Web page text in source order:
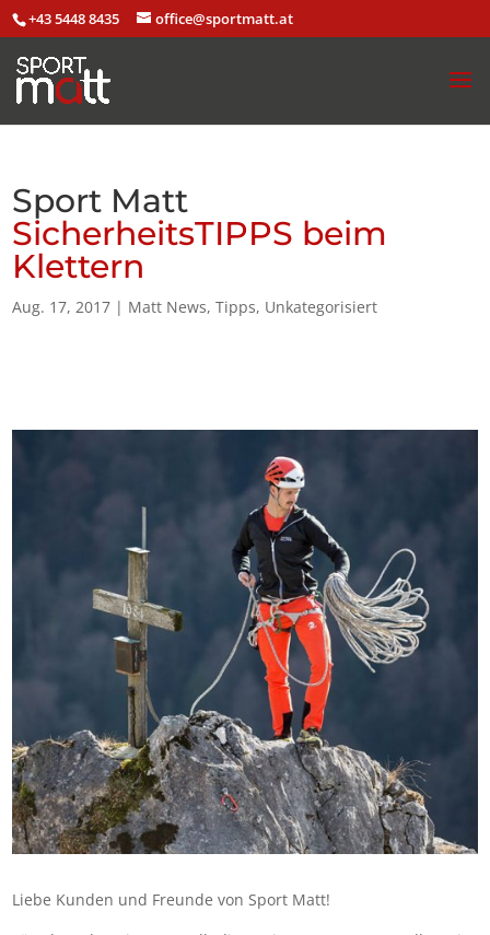
+43 5448 8435 office@sportmatt.at
Sport Matt
SicherheitsTIPPS beim
Klettern
Aug. 17, 2017 | Matt News,Tipps, Unkategorisiert
Liebe Kunden und Freunde von Sport Matt!